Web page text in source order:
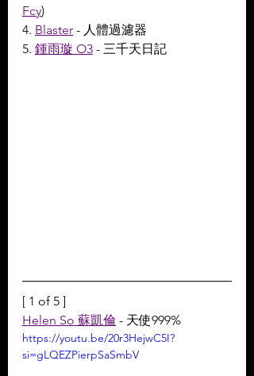
Fcy)
4. Blaster - 人體過濾器
5. 鍾雨璇 O3 - 三千天日記
[ 1 of 5 ]
Helen So 蘇凱倫 - 天使999%
https://youtu.be/20r3HejwC5I?
si=gLQEZPierpSaSmbV